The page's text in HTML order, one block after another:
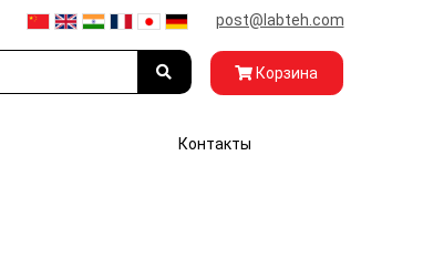
post@labteh.com
Корзина
Контакты